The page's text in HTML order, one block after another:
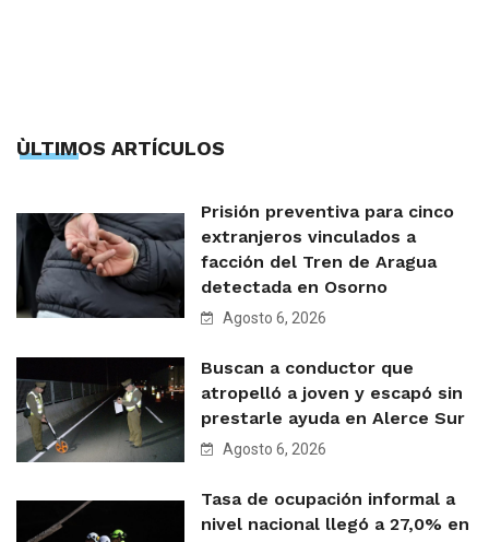
ÙLTIMOS ARTÍCULOS
Prisión preventiva para cinco
extranjeros vinculados a
facción del Tren de Aragua
detectada en Osorno
Agosto 6, 2026
Buscan a conductor que
atropelló a joven y escapó sin
prestarle ayuda en Alerce Sur
Agosto 6, 2026
Tasa de ocupación informal a
nivel nacional llegó a 27,0% en